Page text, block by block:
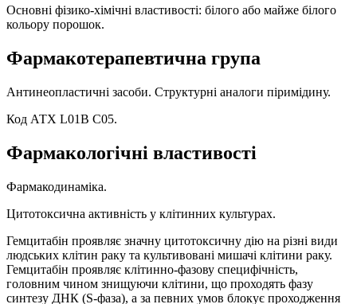
Основні фізико-хімічні властивості: білого або майже білого
кольору порошок.
Фармакотерапевтична група
Антинеопластичні засоби. Структурні аналоги піримідину.
Код АТХ L01B С05.
Фармакологічні властивості
Фармакодинаміка.
Цитотоксична активність у клітинних культурах.
Гемцитабін проявляє значну цитотоксичну дію на різні види
людських клітин раку та культивовані мишачі клітини раку.
Гемцитабін проявляє клітинно-фазову специфічність,
головним чином знищуючи клітини, що проходять фазу
синтезу ДНК (S-фаза), а за певних умов блокує проходження